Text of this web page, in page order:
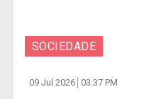
SOCIEDADE
09 Jul 2026 03:37 PM